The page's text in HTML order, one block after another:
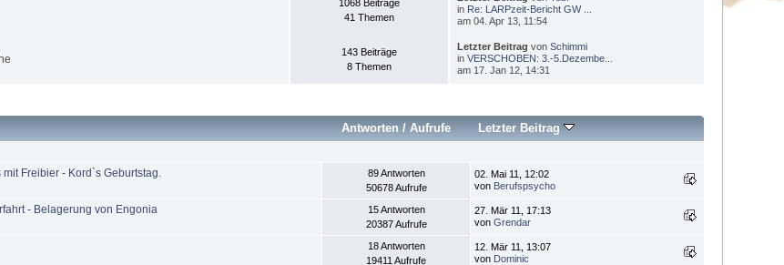
1068 Beiträge
41 Themen
in Re: LARPzeit-Bericht GW ...
am 04. Apr 13, 11:54
143 Beiträge
8 Themen
Letzter Beitrag von Schimmi
in VERSCHOBEN: 3.-5.Dezembe...
am 17. Jan 12, 14:31
Antworten/ Aufrufe Letzter Beitrag
Freibier - Kord`s Geburtstag.
89 Antworten
50678 Aufrufe
02. Mai 11, 12:02
von Berufspsycho
- Belagerung von Engonia
15 Antworten
20387 Aufrufe
27. Mär 11, 17:13
vonGrendar
18 Antworten
19411 Aufrufe
12. Mär 11, 13:07
von Dominic